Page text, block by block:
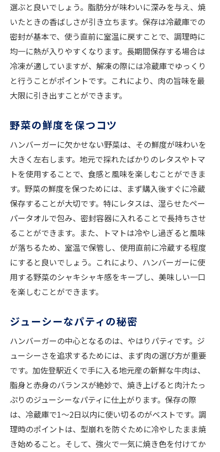
選ぶと良いでしょう。脂肪分が味わいに深みを与え、焼
いたときの香ばしさが引き立ちます。保存は冷蔵庫での
密封が基本で、使う直前に室温に戻すことで、調理時に
均一に熱が入りやすくなります。長期間保存する場合は
冷凍が適していますが、解凍の際には冷蔵庫でゆっくり
と行うことがポイントです。これにより、肉の旨味を最
大限に引き出すことができます。
野菜の鮮度を保つコツ
ハンバーガーに欠かせない野菜は、その鮮度が味わいを
大きく左右します。地元で採れたばかりのレタスやトマ
トを使用することで、食感と風味を楽しむことができま
す。野菜の鮮度を保つためには、まず購入後すぐに冷蔵
保存することが大切です。特にレタスは、湿らせたペー
パータオルで包み、密封容器に入れることで長持ちさせ
ることができます。また、トマトは冷やし過ぎると風味
が落ちるため、室温で保管し、使用直前に冷蔵する程度
にすると良いでしょう。これにより、ハンバーガーに使
用する野菜のシャキシャキ感をキープし、美味しい一口
を楽しむことができます。
ジューシーなパティの秘密
ハンバーガーの中心となるのは、やはりパティです。ジ
ューシーさを追求するためには、まず肉の選び方が重要
です。加佐登駅近くで手に入る地元産の新鮮な牛肉は、
脂身と赤身のバランスが絶妙で、焼き上げると肉汁たっ
ぷりのジューシーなパティに仕上がります。保存の際
は、冷蔵庫で1〜2日以内に使い切るのがベストです。調
理時のポイントは、型崩れを防ぐために冷やしたまま焼
き始めること。そして、強火で一気に焼き色を付けてか